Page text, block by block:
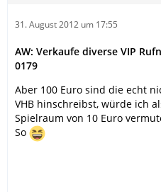
31. August 2012 um 17:55
AW: Verkaufe diverse VIP
0179
Aber 100 Euro sind die echt
VHB hinschreibst, würde ich
Spielraum von 10 Euro
So